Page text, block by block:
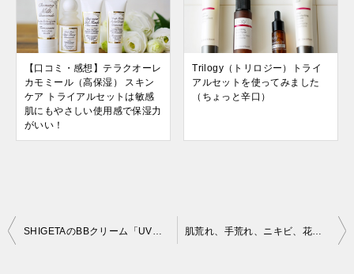
【口コミ・感想】テラクオーレ
カモミール（高保湿） スキン
ケア トライアルセットは敏感
肌にもやさしい使用感で保湿力
がいい！
Trilogy（トリロジー）トライ
アルセットを使ってみました
（ちょっと辛口）
投
SHIGETAのBBクリーム「UVスキンパーフェクション」と「UVスキンプロテクション」使ってみました 肌荒れ、手荒れ、ニキビ、花粉症による肌のかゆみ、乾燥肌、敏感肌の肌トラブルに使えるオーガニック万能バームをリピしました